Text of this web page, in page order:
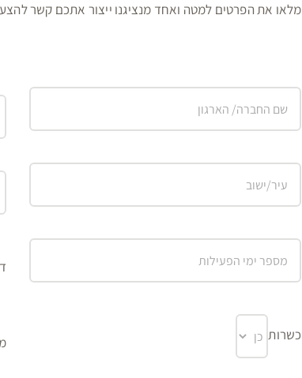
מלאו את הפרטים למטה ואחד מנציגנו ייצור אתכם קשר
כשרות